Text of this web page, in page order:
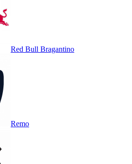
Red Bull Bragantino
Remo